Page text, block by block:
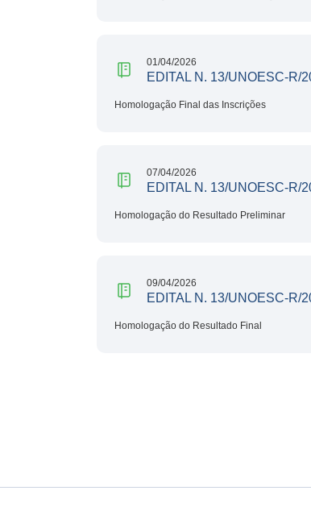
01/04/2026
EDITAL N. 13/UNOESC-R/
Homologação Final das Inscrições
07/04/2026
EDITAL N. 13/UNOESC-R/
Homologação do Resultado Preliminar
09/04/2026
EDITAL N. 13/UNOESC-R/
Homologação do Resultado Final